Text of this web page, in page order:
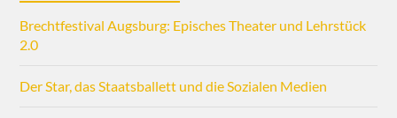
Brechtfestival Augsburg: Episches Theater und Lehrstück
2.0
Der Star, das Staatsballett und die Sozialen Medien